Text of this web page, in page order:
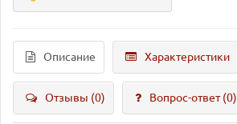
Описание Характеристики
Отзывы (0) Вопрос-ответ(0)